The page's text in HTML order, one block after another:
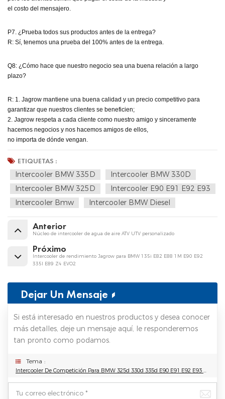
el costo del mensajero.
P7. ¿Prueba todos sus productos antes de la entrega?
R: Sí, tenemos una prueba del 100% antes de la entrega.
Q8: ¿Cómo hace que nuestro negocio sea una buena relación a largo
plazo?
R: 1. Jagrow mantiene una buena calidad y un precio competitivo para
garantizar que nuestros clientes se beneficien;
2. Jagrow respeta a cada cliente como nuestro amigo y sinceramente
hacemos negocios y nos hacemos amigos de ellos,
no importa de dónde vengan.
ETIQUETAS :
Intercooler BMW 335D
Intercooler BMW 330D
Intercooler BMW 325D
Intercooler E90 E91 E92 E93
Intercooler Bmw
Intercooler BMW Diesel
Anterior
Núcleo de intercooler de agua de aire ATV UTV personalizado
Próximo
Intercooler de rendimiento Jagrow para BMW 135i E82 E88 1M E90 E92
335I E89 Z4 EVO2
Dejar Un Mensaje
Si está interesado en nuestros productos y desea conocer
más detalles, deje un mensaje aquí, le responderemos
tan pronto como podamos.
Tema :
Intercooler De Competición Para BMW 325d 330d 335d E90 E91 E92 E93 Diesel 05-13